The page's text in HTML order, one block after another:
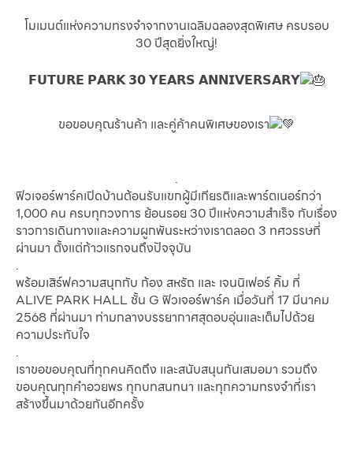
สิทธิประโยชน์ที่ฟิวเจอร์พาร์ค
โมเมนต์แห่งความทรงจำจากงานเฉลิมฉลองสุดพิเศษ ครบรอบ
30 ปีสุดยิ่งใหญ่!
𝗙𝗨𝗧𝗨𝗥𝗘 𝗣𝗔𝗥𝗞 𝟯𝟬 𝗬𝗘𝗔𝗥𝗦 𝗔𝗡𝗡𝗜𝗩𝗘𝗥𝗦𝗔𝗥𝗬
ขอขอบคุณร้านค้า และคู่ค้าคนพิเศษของเรา
.
ฟิวเจอร์พาร์คเปิดบ้านต้อนรับแขกผู้มีเกียรติและพาร์ตเนอร์กว่า
1,000 คน ครบทุกวงการ ย้อนรอย 30 ปีแห่งความสำเร็จ กับเรื่อง
ราวการเดินทางและความผูกพันระหว่างเราตลอด 3 ทศวรรษที่
ผ่านมา ตั้งแต่ก้าวแรกจนถึงปัจจุบัน
.
พร้อมเสิร์ฟความสนุกกับ ก้อง สหรัถ และ เจนนิเฟอร์ คิ้ม ที่
ALIVE PARK HALL ชั้น G ฟิวเจอร์พาร์ค เมื่อวันที่ 17 มีนาคม
2568 ที่ผ่านมา ท่ามกลางบรรยากาศสุดอบอุ่นและเต็มไปด้วย
ความประทับใจ
.
เราขอขอบคุณที่ทุกคนคิดถึง และสนับสนุนกันเสมอมา รวมถึง
ขอบคุณทุกคำอวยพร ทุกบทสนทนา และทุกความทรงจำที่เรา
สร้างขึ้นมาด้วยกันอีกครั้ง